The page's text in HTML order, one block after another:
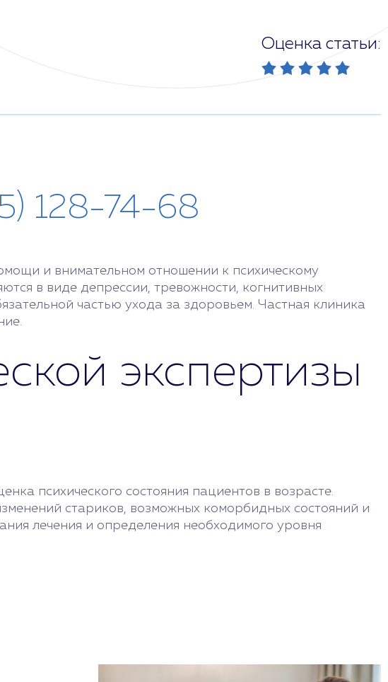
Оценка статьи:
128-74-68
и внимательном отношении к психическому
в виде депрессии, тревожности, когнитивных
частью ухода за здоровьем. Частная клиника
экспертизы
психического состояния пациентов в возрасте.
стариков, возможных коморбидных состояний и
лечения и определения необходимого уровня